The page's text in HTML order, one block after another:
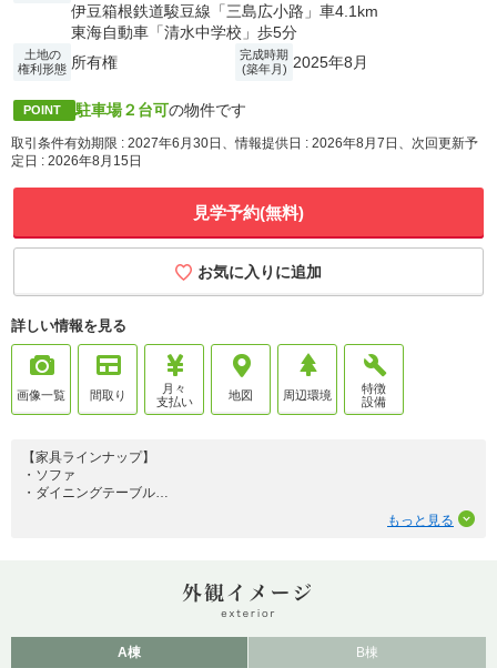
伊豆箱根鉄道駿豆線「三島広小路」車4.1km
東海自動車「清水中学校」歩5分
土地の
権利形態 所有権
完成時期
(築年月) 2025年8月
POINT 駐車場２台可の物件です
取引条件有効期限 : 2027年6月30日、情報提供日 : 2026年8月7日、次回更新予
定日 : 2026年8月15日
見学予約(無料)
お気に入りに追加
詳しい情報を見る
画像一覧 間取り
月々
支払い
地図 周辺環境
特徴
設備
【家具ラインナップ】
・ソファ
・ダイニングテーブル
町湯川エリアに誕生。耐久性・省エネ性・維持管理性に配慮した住まいは、
家族の暮らしを長く支えます。室内設備には信頼のパナソニック製を採用
し、キッチン・トイレ・洗面台・浴室まで上質で統一感のある空間を実現。
使い勝手の良さと清掃性にも優れ、日々の家事負担を軽減します。また、建
売住宅では珍しいルーフバルコニーがある棟も。明るく開放的なLDKや計画
もっと見る
A棟 B棟